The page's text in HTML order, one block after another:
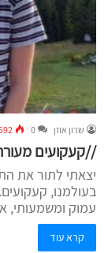
שרון אוזן 0
//קעקועים
יצאתי לתור את
בעולמנו,
עמוק ומשמעותי,
קרא עוד